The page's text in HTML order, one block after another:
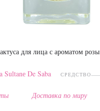
для лица с ароматом розы
Sultanе De Saba СРЕДСТВО
Доставка по миру